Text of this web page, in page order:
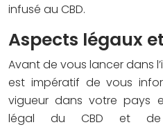
infusé au CBD.
Aspects légaux
Avant de vous lancer dans
est impératif de vous
vigueur dans votre pays
légal du CBD et de